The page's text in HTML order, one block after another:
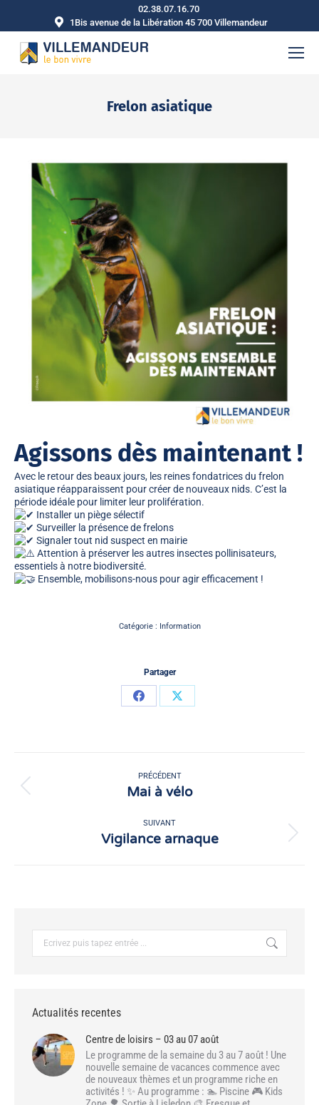
02.38.07.16.70
1Bis avenue de la Libération 45 700 Villemandeur
Frelon asiatique
Agissons dès maintenant !
Avec le retour des beaux jours, les reines fondatrices du frelon
asiatique réapparaissent pour créer de nouveaux nids. C’est la
période idéale pour limiter leur prolifération.
Installer un piège sélectif
Surveiller la présence de frelons
Signaler tout nid suspect en mairie
Attention à préserver les autres insectes pollinisateurs,
essentiels à notre biodiversité.
Ensemble, mobilisons-nous pour agir efficacement !
Catégorie : Information
Partager
PartagerPartager
article
PRÉCÉDENT
Article
Mai à vélo
SUIVANT
Article
Vigilance arnaque
Actualités recentes
Centre de loisirs – 03 au 07 août
Le programme de la semaine du 3 au 7 août ! Une
nouvelle semaine de vacances commence avec
de nouveaux thèmes et un programme riche en
activités ! ✨ Au programme : 🏊 Piscine 🎮 Kids